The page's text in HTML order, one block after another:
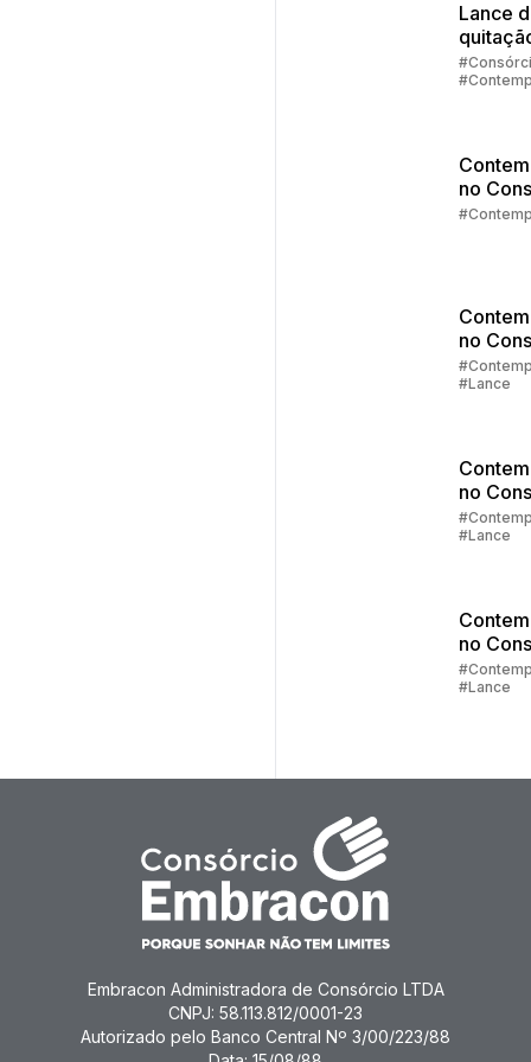
Lance
no
Parte 5:
no
Parte
de
#Lance
no
Parte
Lance
#Lance
no
Parte 2:
#Lance
Embracon Administradora de Consórcio LTDA
CNPJ: 58.113.812/0001-23
Autorizado pelo Banco Central Nº 3/00/223/88